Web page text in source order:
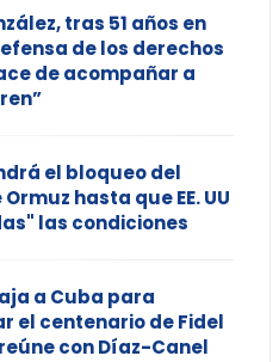
tras 51 años en
de los derechos
de acompañar a
el bloqueo del
hasta que EE. UU
las condiciones
a Cuba para
el centenario de Fidel
con Díaz-Canel